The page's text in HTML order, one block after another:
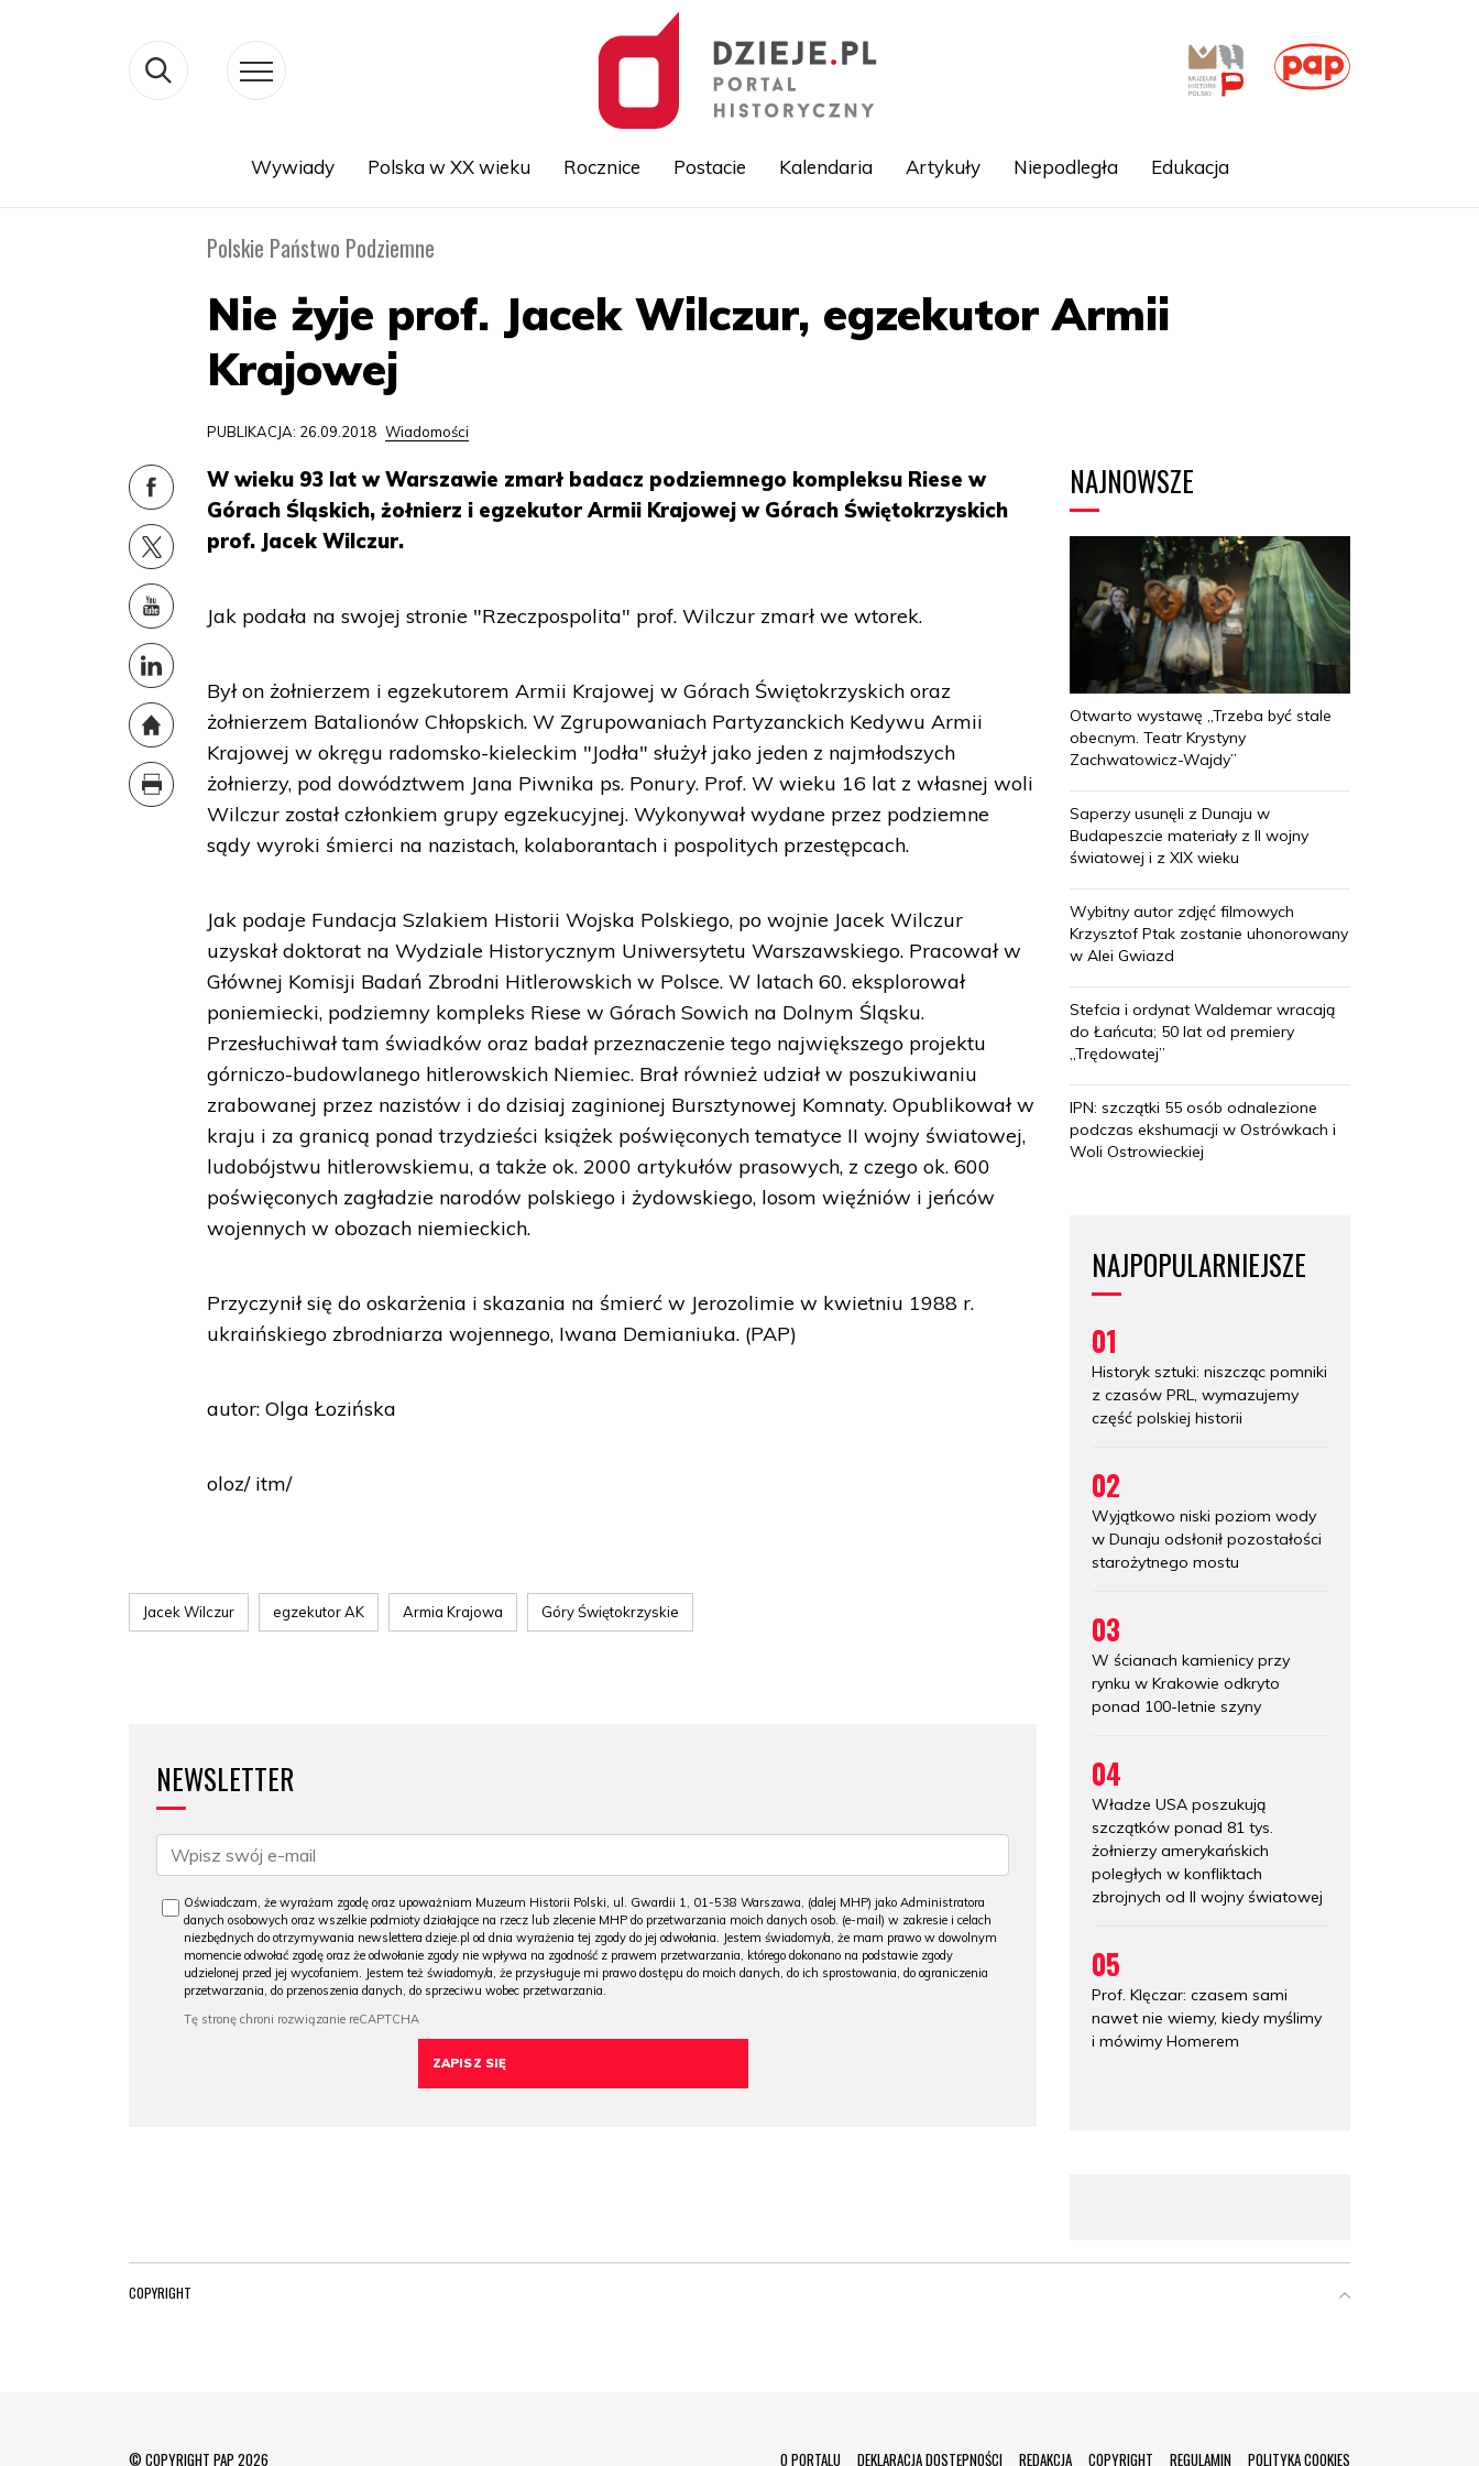
Wywiady Polska w XX wieku Rocznice Postacie Kalendaria Artykuły Niepodległa Edukacja
Polskie Państwo Podziemne
Nie żyje prof. Jacek Wilczur, egzekutor Armii
Krajowej
PUBLIKACJA: 26.09.2018 Wiadomości
W wieku 93 lat w Warszawie zmarł badacz podziemnego kompleksu Riese w
Górach Śląskich, żołnierz i egzekutor Armii Krajowej w Górach Świętokrzyskich
prof. Jacek Wilczur.
Jak podała na swojej stronie "Rzeczpospolita" prof. Wilczur zmarł we wtorek.
Był on żołnierzem i egzekutorem Armii Krajowej w Górach Świętokrzyskich oraz
żołnierzem Batalionów Chłopskich. W Zgrupowaniach Partyzanckich Kedywu Armii
Krajowej w okręgu radomsko-kieleckim "Jodła" służył jako jeden z najmłodszych
żołnierzy, pod dowództwem Jana Piwnika ps. Ponury. Prof. W wieku 16 lat z własnej woli
Wilczur został członkiem grupy egzekucyjnej. Wykonywał wydane przez podziemne
sądy wyroki śmierci na nazistach, kolaborantach i pospolitych przestępcach.
Jak podaje Fundacja Szlakiem Historii Wojska Polskiego, po wojnie Jacek Wilczur
uzyskał doktorat na Wydziale Historycznym Uniwersytetu Warszawskiego. Pracował w
Głównej Komisji Badań Zbrodni Hitlerowskich w Polsce. W latach 60. eksplorował
poniemiecki, podziemny kompleks Riese w Górach Sowich na Dolnym Śląsku.
Przesłuchiwał tam świadków oraz badał przeznaczenie tego największego projektu
górniczo-budowlanego hitlerowskich Niemiec. Brał również udział w poszukiwaniu
zrabowanej przez nazistów i do dzisiaj zaginionej Bursztynowej Komnaty. Opublikował w
kraju i za granicą ponad trzydzieści książek poświęconych tematyce II wojny światowej,
ludobójstwu hitlerowskiemu, a także ok. 2000 artykułów prasowych, z czego ok. 600
poświęconych zagładzie narodów polskiego i żydowskiego, losom więźniów i jeńców
wojennych w obozach niemieckich.
Przyczynił się do oskarżenia i skazania na śmierć w Jerozolimie w kwietniu 1988 r.
ukraińskiego zbrodniarza wojennego, Iwana Demianiuka. (PAP)
autor: Olga Łozińska
oloz/ itm/
Jacek Wilczur egzekutor AK Armia Krajowa Góry Świętokrzyskie
NEWSLETTER
Oświadczam, że wyrażam zgodę oraz upoważniam Muzeum Historii Polski, ul. Gwardii 1, 01-538 Warszawa, (dalej MHP) jako Administratora
danych osobowych oraz wszelkie podmioty działające na rzecz lub zlecenie MHP do przetwarzania moich danych osob. (e-mail) w zakresie i celach
niezbędnych do otrzymywania newslettera dzieje.pl od dnia wyrażenia tej zgody do jej odwołania. Jestem świadomy/a, że mam prawo w dowolnym
momencie odwołać zgodę oraz że odwołanie zgody nie wpływa na zgodność z prawem przetwarzania, którego dokonano na podstawie zgody
udzielonej przed jej wycofaniem. Jestem też świadomy/a, że przysługuje mi prawo dostępu do moich danych, do ich sprostowania, do ograniczenia
przetwarzania, do przenoszenia danych, do sprzeciwu wobec przetwarzania.
NAJNOWSZE
Otwarto wystawę „Trzeba być stale
obecnym. Teatr Krystyny
Zachwatowicz-Wajdy”
Saperzy usunęli z Dunaju w
Budapeszcie materiały z II wojny
światowej i z XIX wieku
Wybitny autor zdjęć filmowych
Krzysztof Ptak zostanie uhonorowany
w Alei Gwiazd
Stefcia i ordynat Waldemar wracają
do Łańcuta; 50 lat od premiery
„Trędowatej”
IPN: szczątki 55 osób odnalezione
podczas ekshumacji w Ostrówkach i
Woli Ostrowieckiej
NAJPOPULARNIEJSZE
01
Historyk sztuki: niszcząc pomniki
z czasów PRL, wymazujemy
część polskiej historii
02
Wyjątkowo niski poziom wody
w Dunaju odsłonił pozostałości
starożytnego mostu
03
W ścianach kamienicy przy
rynku w Krakowie odkryto
ponad 100-letnie szyny
04
Władze USA poszukują
szczątków ponad 81 tys.
żołnierzy amerykańskich
poległych w konfliktach
zbrojnych od II wojny światowej
05
Prof. Klęczar: czasem sami
nawet nie wiemy, kiedy myślimy
i mówimy Homerem
COPYRIGHT
© COPYRIGHT PAP 2026 O PORTALU DEKLARACJA DOSTĘPNOŚCI REDAKCJA COPYRIGHT REGULAMIN POLITYKA COOKIES